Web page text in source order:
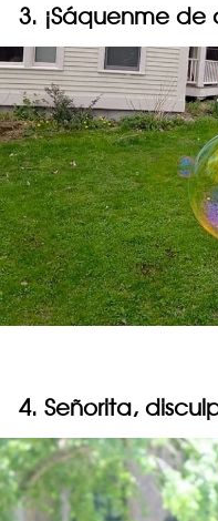
3. ¡Sáquenme de
4. Señorita,